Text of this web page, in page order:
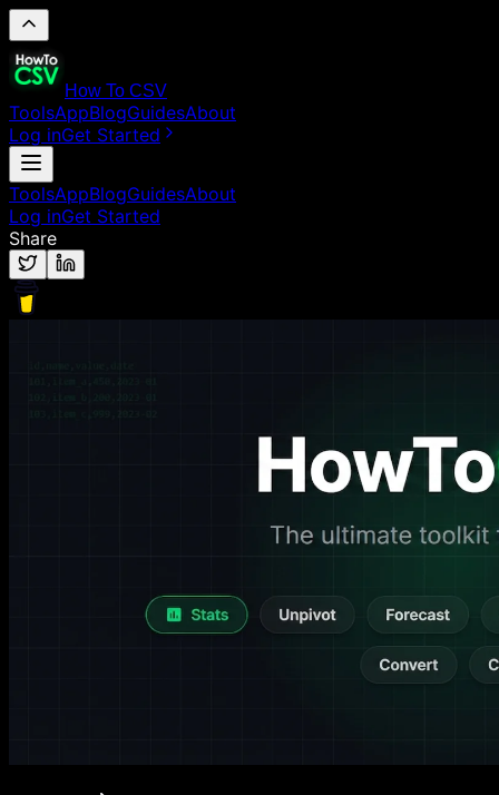
How To CSV
ToolsAppBlogGuidesAbout
Log inGet Started
ToolsAppBlogGuidesAbout
Log inGet Started
Share